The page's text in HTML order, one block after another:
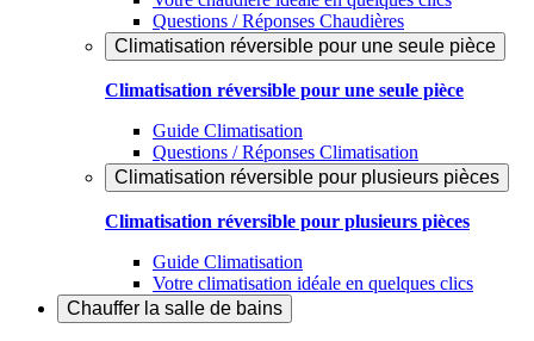
Questions / Réponses Chaudières
Climatisation réversible pour une seule pièce
Climatisation réversible pour une seule pièce
Guide Climatisation
Questions / Réponses Climatisation
Climatisation réversible pour plusieurs pièces
Climatisation réversible pour plusieurs pièces
Guide Climatisation
Votre climatisation idéale en quelques clics
Chauffer la salle de bains